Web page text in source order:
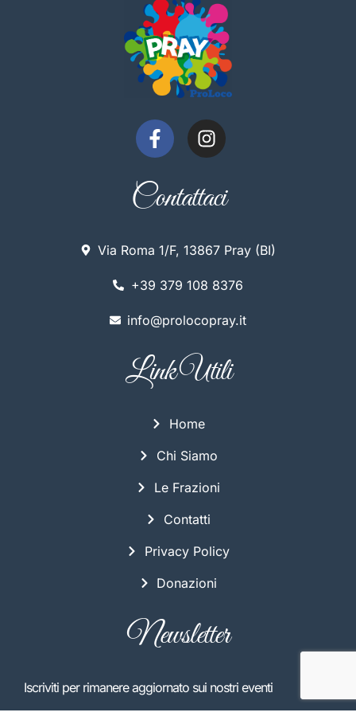
Contattaci
Via Roma 1/F, 13867 Pray (BI)
+39 379 108 8376
info@prolocopray.it
Link Utili
Home
Chi Siamo
Le Frazioni
Contatti
Privacy Policy
Donazioni
Newsletter
Iscriviti per rimanere aggiornato sui nostri eventi